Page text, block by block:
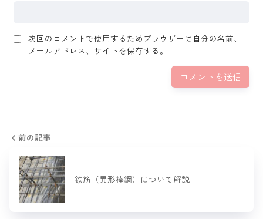
次回のコメントで使用するためブラウザーに自分の名前、
メールアドレス、サイトを保存する。
前の記事
鉄筋（異形棒鋼）について解説